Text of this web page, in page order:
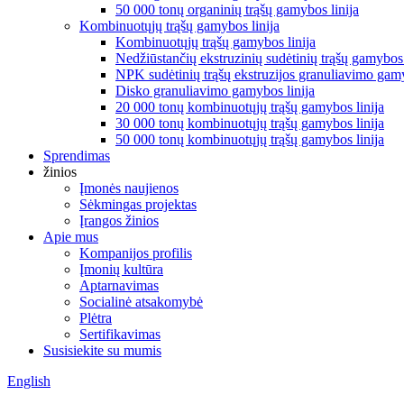
50 000 tonų organinių trąšų gamybos linija
Kombinuotųjų trąšų gamybos linija
Kombinuotųjų trąšų gamybos linija
Nedžiūstančių ekstruzinių sudėtinių trąšų
NPK sudėtinių trąšų ekstruzijos granuliavimo
Disko granuliavimo gamybos linija
20 000 tonų kombinuotųjų trąšų gamybos linija
30 000 tonų kombinuotųjų trąšų gamybos linija
50 000 tonų kombinuotųjų trąšų gamybos linija
Sprendimas
žinios
Įmonės naujienos
Sėkmingas projektas
Įrangos žinios
Apie mus
Kompanijos profilis
Įmonių kultūra
Aptarnavimas
Socialinė atsakomybė
Plėtra
Sertifikavimas
Susisiekite su mumis
English